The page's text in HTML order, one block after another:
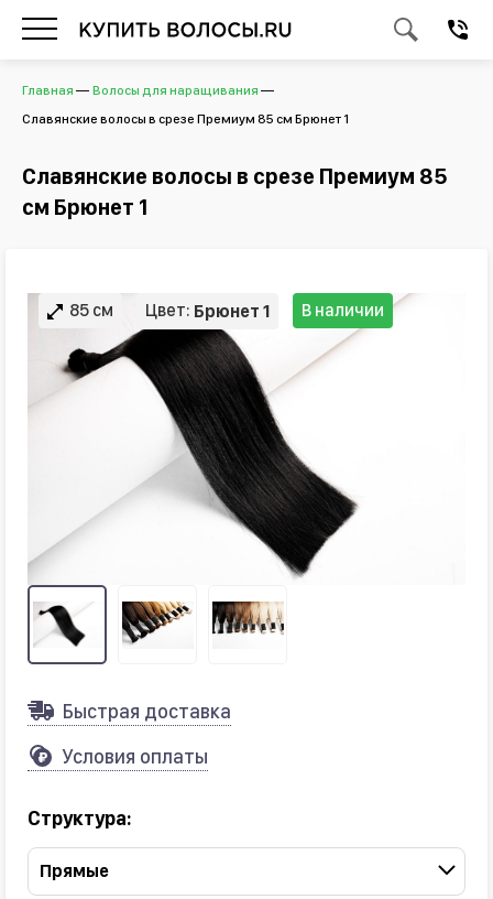
Главная
Волосы для наращивания
Славянские волосы в срезе Премиум 85 см Брюнет 1
Славянские волосы в срезе Премиум 85
см Брюнет 1
85 см Цвет: Брюнет 1 В наличии
Быстрая доставка
Условия оплаты
Структура:
Прямые